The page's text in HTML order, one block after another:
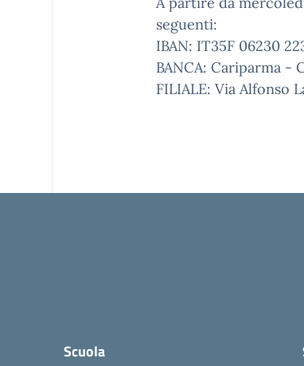
seguenti:
IBAN: IT35F 06230
BANCA: Cariparma -
FILIALE: Via Alfonso
Scuola